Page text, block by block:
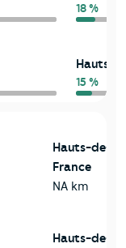
18 %
Hauts-
15 %
Hauts-de-
France
NA km
Hauts-de-